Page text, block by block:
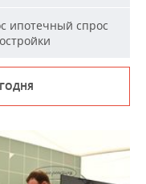
ипотечный спрос